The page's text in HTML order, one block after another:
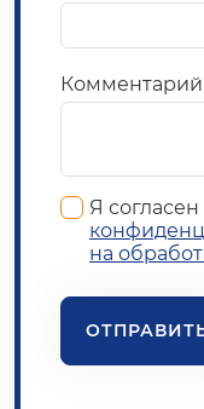
Комментарий
Я согласен
на